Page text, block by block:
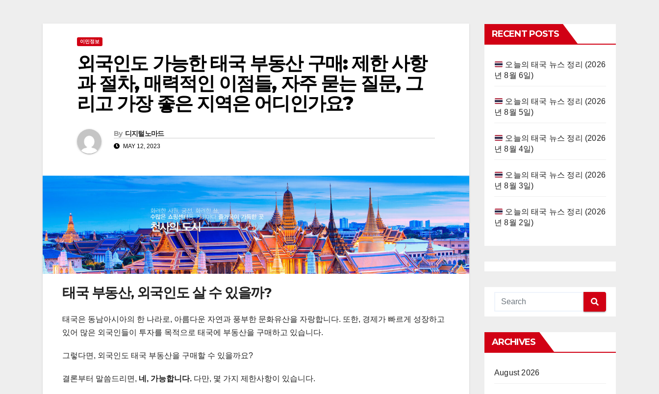
이민정보
외국인도 가능한 태국 부동산 구매: 제한 사항
과 절차, 매력적인 이점들, 자주 묻는 질문, 그
리고 가장 좋은 지역은 어디인가요?
By 디지털노마드
MAY 12, 2023
태국 부동산, 외국인도 살 수 있을까?
태국은 동남아시아의 한 나라로, 아름다운 자연과 풍부한 문화유산을 자랑합니다. 또한, 경제가 빠르게 성장하고
있어 많은 외국인들이 투자를 목적으로 태국에 부동산을 구매하고 있습니다.
그렇다면, 외국인도 태국 부동산을 구매할 수 있을까요?
결론부터 말씀드리면, 네, 가능합니다. 다만, 몇 가지 제한사항이 있습니다.
RECENT POSTS
오늘의 태국 뉴스 정리 (2026
년 8월 6일)
오늘의 태국 뉴스 정리 (2026
년 8월 5일)
오늘의 태국 뉴스 정리 (2026
년 8월 4일)
오늘의 태국 뉴스 정리 (2026
년 8월 3일)
오늘의 태국 뉴스 정리 (2026
년 8월 2일)
ARCHIVES
August 2026